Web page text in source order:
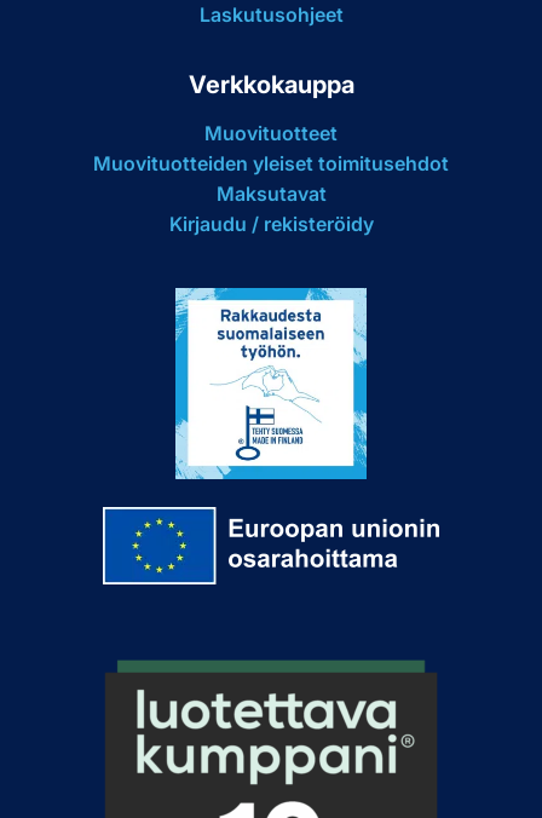
Laskutusohjeet
Verkkokauppa
Muovituotteet
Muovituotteiden yleiset toimitusehdot
Maksutavat
Kirjaudu / rekisteröidy